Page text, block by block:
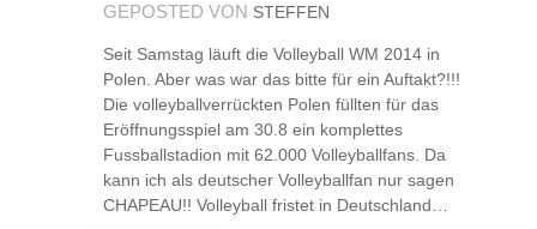
GEPOSTED VON STEFFEN
Seit Samstag läuft die Volleyball WM 2014 in
Polen. Aber was war das bitte für ein Auftakt?!!!
Die volleyballverrückten Polen füllten für das
Eröffnungsspiel am 30.8 ein komplettes
Fussballstadion mit 62.000 Volleyballfans. Da
kann ich als deutscher Volleyballfan nur sagen
CHAPEAU!! Volleyball fristet in Deutschland…